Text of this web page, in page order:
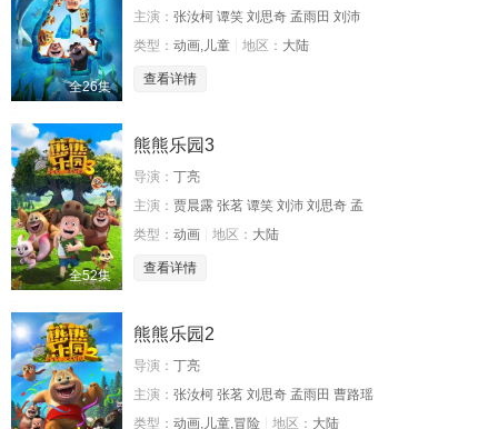
全26集
主演： 张汝柯 谭笑 刘思奇 孟雨田 刘沛
类型： 动画,儿童 地区： 大陆
查看详情
全52集
熊熊乐园3
导演： 丁亮
主演： 贾晨露 张茗 谭笑 刘沛 刘思奇 孟
类型： 动画 地区： 大陆
查看详情
熊熊乐园2
导演： 丁亮
主演： 张汝柯 张茗 刘思奇 孟雨田 曹路瑶
类型： 动画,儿童,冒险 地区： 大陆